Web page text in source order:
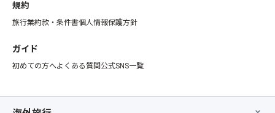
規約
旅行業約款・条件書個人情報保護方針
ガイド
初めての方へよくある質問公式SNS一覧